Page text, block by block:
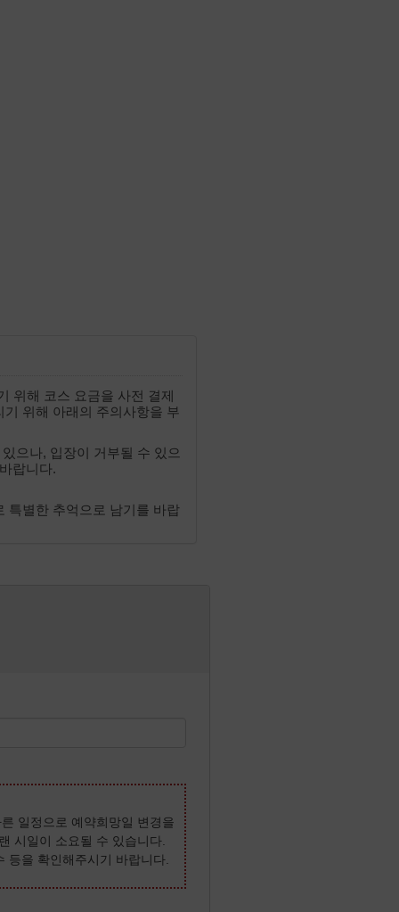
위해 코스 요금을 사전 결제
위해 아래의 주의사항을 부
으나, 입장이 거부될 수 있으
랍니다.
특별한 추억으로 남기를 바랍
일정으로 예약희망일 변경을
시일이 소요될 수 있습니다.
등을 확인해주시기 바랍니다.